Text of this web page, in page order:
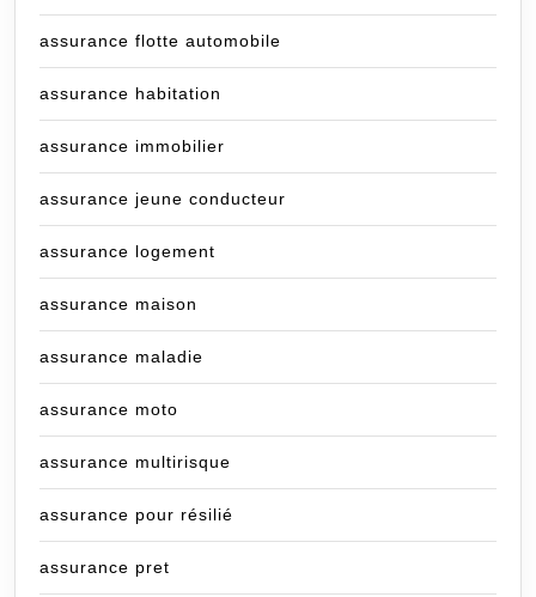
assurance flotte automobile
assurance habitation
assurance immobilier
assurance jeune conducteur
assurance logement
assurance maison
assurance maladie
assurance moto
assurance multirisque
assurance pour résilié
assurance pret